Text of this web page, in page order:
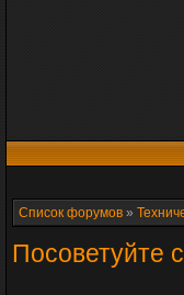
Список форумов »
Посоветуйте